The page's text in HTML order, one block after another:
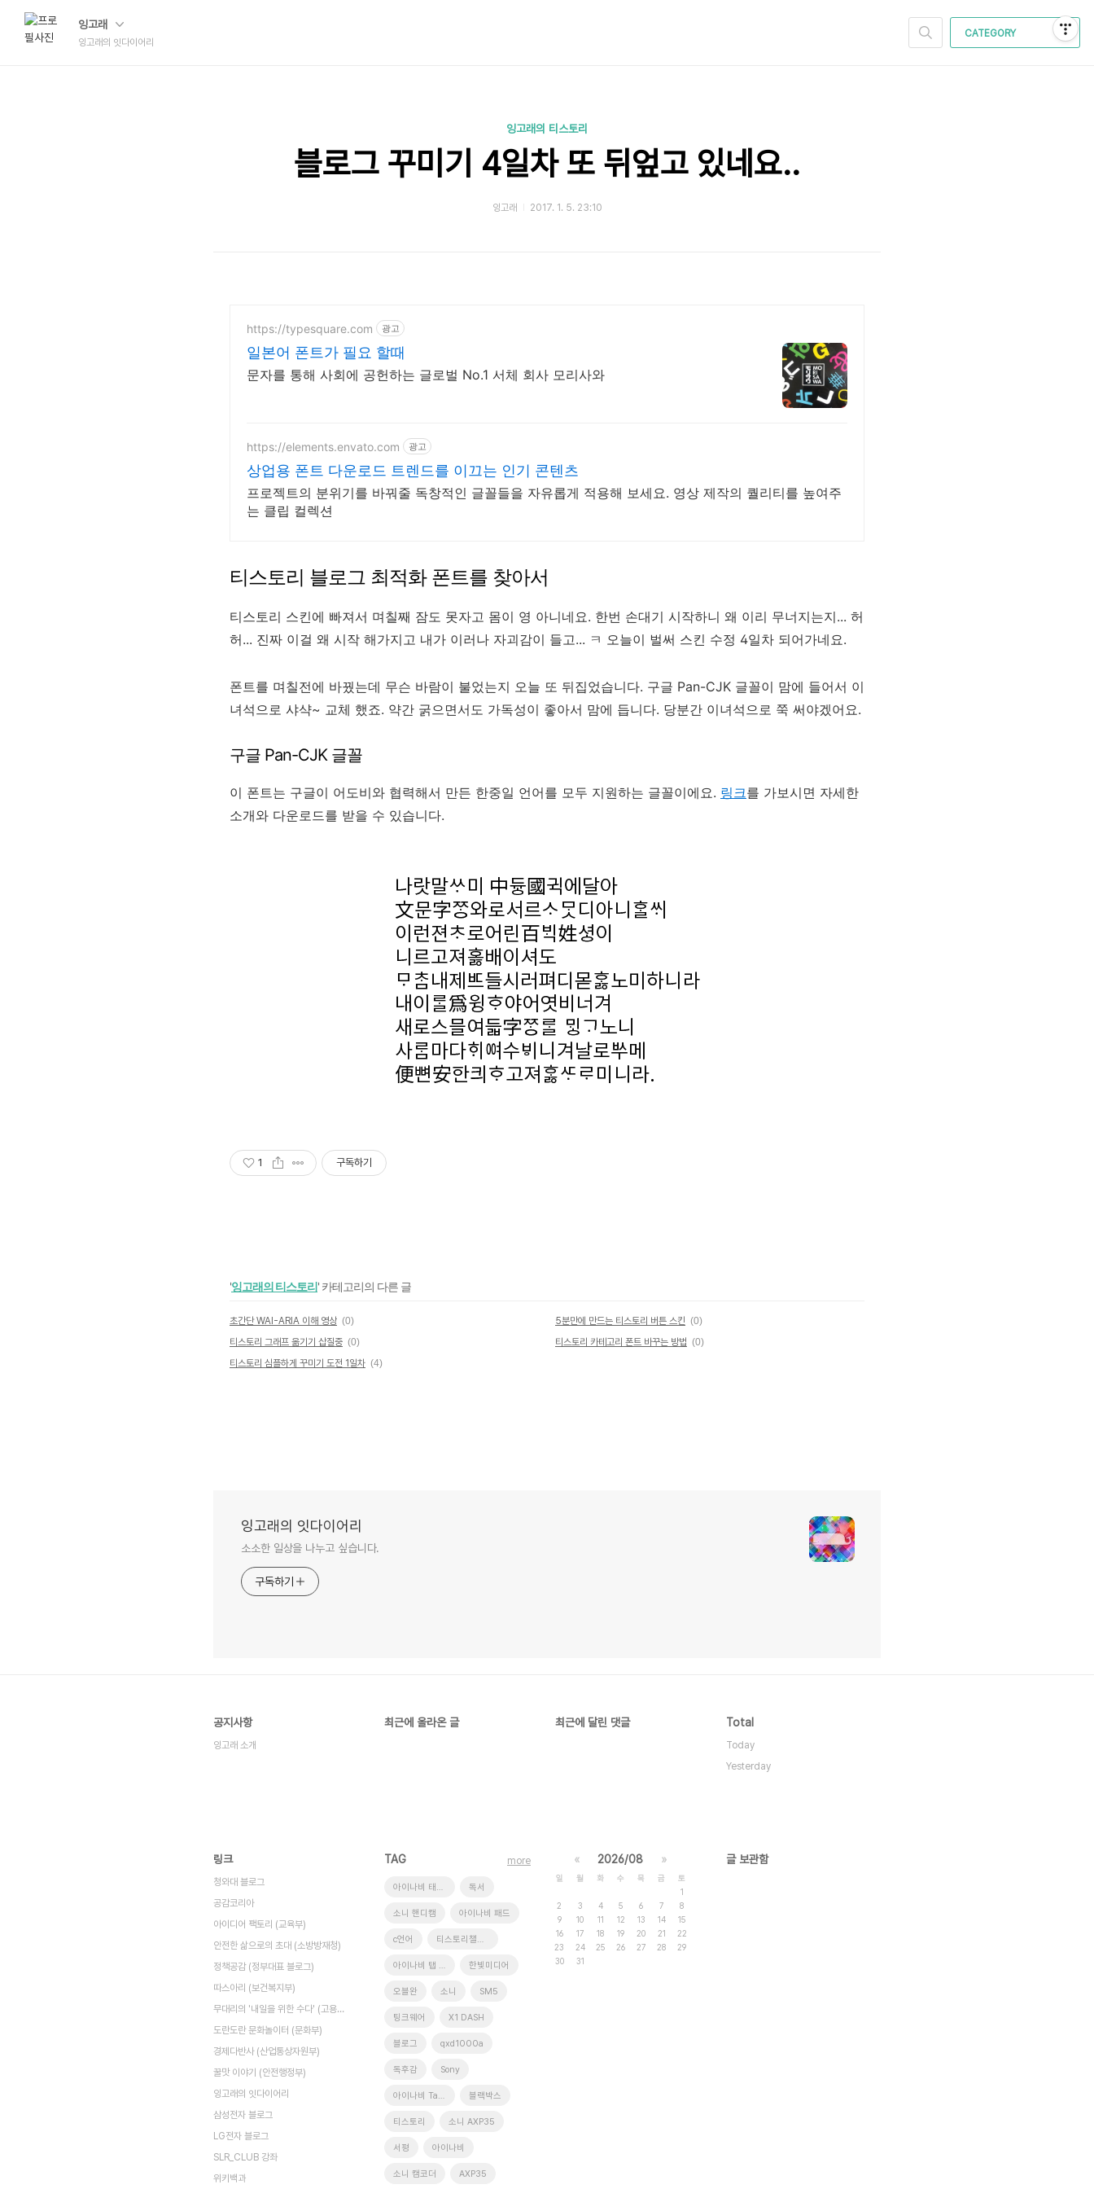
잉고래
잉고래의 잇다이어리
CATEGORY
잉고래의 티스토리
블로그 꾸미기 4일차 또 뒤엎고 있네요..
잉고래 2017. 1. 5. 23:10
https://typesquare.com 광고
일본어 폰트가 필요 할때
문자를 통해 사회에 공헌하는 글로벌 No.1 서체 회사 모리사와
https://elements.envato.com 광고
상업용 폰트 다운로드 트렌드를 이끄는 인기 콘텐츠
프로젝트의 분위기를 바꿔줄 독창적인 글꼴들을 자유롭게 적용해 보세요. 영상 제작의 퀄리티를 높여주
는 클립 컬렉션
티스토리 블로그 최적화 폰트를 찾아서
티스토리 스킨에 빠져서 며칠째 잠도 못자고 몸이 영 아니네요. 한번 손대기 시작하니 왜 이리 무너지는지... 허
허... 진짜 이걸 왜 시작 해가지고 내가 이러나 자괴감이 들고... ㅋ 오늘이 벌써 스킨 수정 4일차 되어가네요.
폰트를 며칠전에 바꿨는데 무슨 바람이 불었는지 오늘 또 뒤집었습니다. 구글 Pan-CJK 글꼴이 맘에 들어서 이
녀석으로 샤샥~ 교체 했죠. 약간 굵으면서도 가독성이 좋아서 맘에 듭니다. 당분간 이녀석으로 쭉 써야겠어요.
구글 Pan-CJK 글꼴
이 폰트는 구글이 어도비와 협력해서 만든 한중일 언어를 모두 지원하는 글꼴이에요. 링크를 가보시면 자세한
소개와 다운로드를 받을 수 있습니다.
1 구독하기
'잉고래의 티스토리' 카테고리의 다른 글
초간단 WAI-ARIA 이해 영상 (0) 5분만에 만드는 티스토리 버튼 스킨 (0)
티스토리 그래프 옮기기 삽질중 (0) 티스토리 카테고리 폰트 바꾸는 방법 (0)
티스토리 심플하게 꾸미기 도전 1일차 (4)
잉고래의 잇다이어리
소소한 일상을 나누고 싶습니다.
구독하기
공지사항
잉고래 소개
최근에 올라온 글 최근에 달린 댓글 Total
Today
Yesterday
링크
청와대 블로그
공감코리아
아이디어 팩토리 (교육부)
안전한 삶으로의 초대 (소방방재청)
정책공감 (정부대표 블로그)
따스아리 (보건복지부)
무대리의 '내일을 위한 수다' (고용노동부)
도란도란 문화놀이터 (문화부)
경제다반사 (산업통상자원부)
꿀맛 이야기 (안전행정부)
잉고래의 잇다이어리
삼성전자 블로그
LG전자 블로그
SLR_CLUB 강좌
위키백과
TAG
아이나비 태블릿 독서
소니 핸디캠 아이나비 패드
c언어 티스토리챌린지
아이나비 탭 xd9 한빛미디어
오블완 소니 SM5
팅크웨어 X1 DASH
블로그 qxd1000a
독후감 Sony
아이나비 Tab XD9 블랙박스
티스토리 소니 AXP35
서평 아이나비
소니 캠코더 AXP35
more « 2026/08 »
일 월 화 수 목 금
토
1
2
3 4 5 6 7
8
9
10 11 12 13 14
15
16
17 18 19 20 21
22
23
24 25 26 27 28
29
30
31
글 보관함